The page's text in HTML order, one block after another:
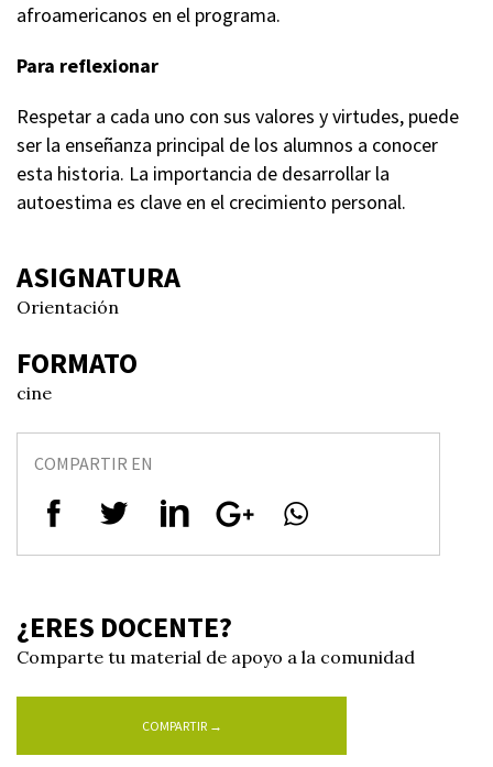
afroamericanos en el programa.
Para reflexionar
Respetar a cada uno con sus valores y virtudes, puede
ser la enseñanza principal de los alumnos a conocer
esta historia. La importancia de desarrollar la
autoestima es clave en el crecimiento personal.
ASIGNATURA
Orientación
FORMATO
cine
COMPARTIR EN
¿ERES DOCENTE?
Comparte tu material de apoyo a la comunidad
COMPARTIR →